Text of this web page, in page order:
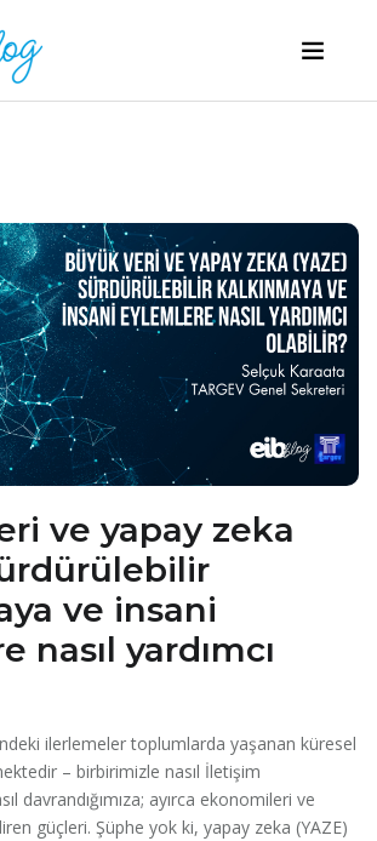
ve yapay zeka
ve insani
nasıl yardımcı
ilerlemeler toplumlarda yaşanan küresel
– birbirimizle nasıl İletişim
davrandığımıza; ayırca ekonomileri ve
güçleri. Şüphe yok ki, yapay zeka (YAZE)